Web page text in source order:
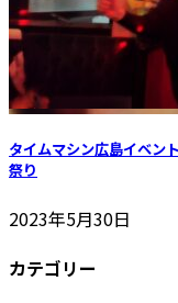
タイムマシン広島イベン
祭り
2023年5月30日
カテゴリー